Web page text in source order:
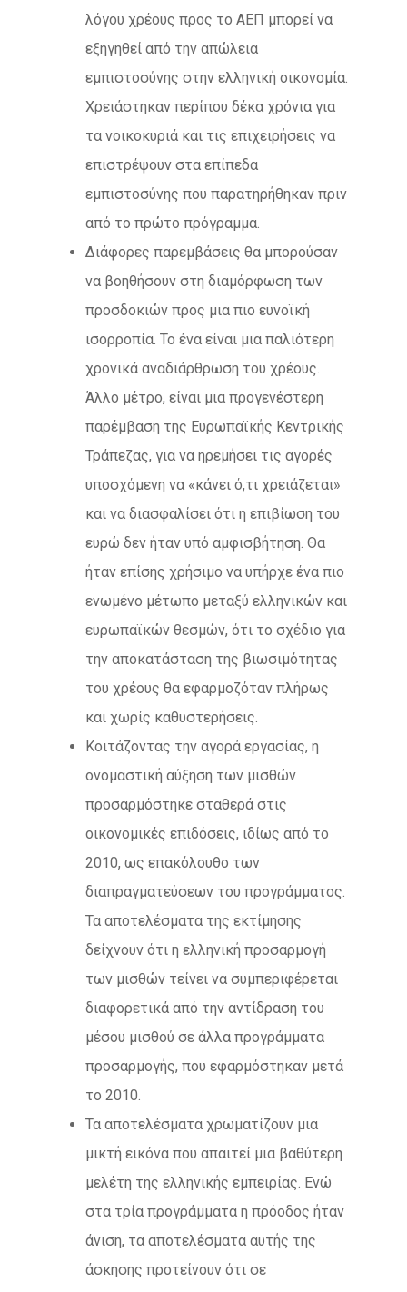
λόγου χρέους προς το ΑΕΠ μπορεί να
εξηγηθεί από την απώλεια
εμπιστοσύνης στην ελληνική οικονομία.
Χρειάστηκαν περίπου δέκα χρόνια για
τα νοικοκυριά και τις επιχειρήσεις να
επιστρέψουν στα επίπεδα
εμπιστοσύνης που παρατηρήθηκαν πριν
από το πρώτο πρόγραμμα.
Διάφορες παρεμβάσεις θα μπορούσαν
να βοηθήσουν στη διαμόρφωση των
προσδοκιών προς μια πιο ευνοϊκή
ισορροπία. Το ένα είναι μια παλιότερη
χρονικά αναδιάρθρωση του χρέους.
Άλλο μέτρο, είναι μια προγενέστερη
παρέμβαση της Ευρωπαϊκής Κεντρικής
Τράπεζας, για να ηρεμήσει τις αγορές
υποσχόμενη να «κάνει ό,τι χρειάζεται»
και να διασφαλίσει ότι η επιβίωση του
ευρώ δεν ήταν υπό αμφισβήτηση. Θα
ήταν επίσης χρήσιμο να υπήρχε ένα πιο
ενωμένο μέτωπο μεταξύ ελληνικών και
ευρωπαϊκών θεσμών, ότι το σχέδιο για
την αποκατάσταση της βιωσιμότητας
του χρέους θα εφαρμοζόταν πλήρως
και χωρίς καθυστερήσεις.
Κοιτάζοντας την αγορά εργασίας, η
ονομαστική αύξηση των μισθών
προσαρμόστηκε σταθερά στις
οικονομικές επιδόσεις, ιδίως από το
2010, ως επακόλουθο των
διαπραγματεύσεων του προγράμματος.
Τα αποτελέσματα της εκτίμησης
δείχνουν ότι η ελληνική προσαρμογή
των μισθών τείνει να συμπεριφέρεται
διαφορετικά από την αντίδραση του
μέσου μισθού σε άλλα προγράμματα
προσαρμογής, που εφαρμόστηκαν μετά
το 2010.
Τα αποτελέσματα χρωματίζουν μια
μικτή εικόνα που απαιτεί μια βαθύτερη
μελέτη της ελληνικής εμπειρίας. Ενώ
στα τρία προγράμματα η πρόοδος ήταν
άνιση, τα αποτελέσματα αυτής της
άσκησης προτείνουν ότι σε